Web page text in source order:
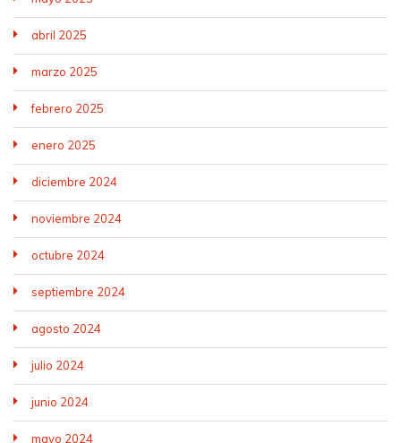
abril 2025
marzo 2025
febrero 2025
enero 2025
diciembre 2024
noviembre 2024
octubre 2024
septiembre 2024
agosto 2024
julio 2024
junio 2024
mayo 2024